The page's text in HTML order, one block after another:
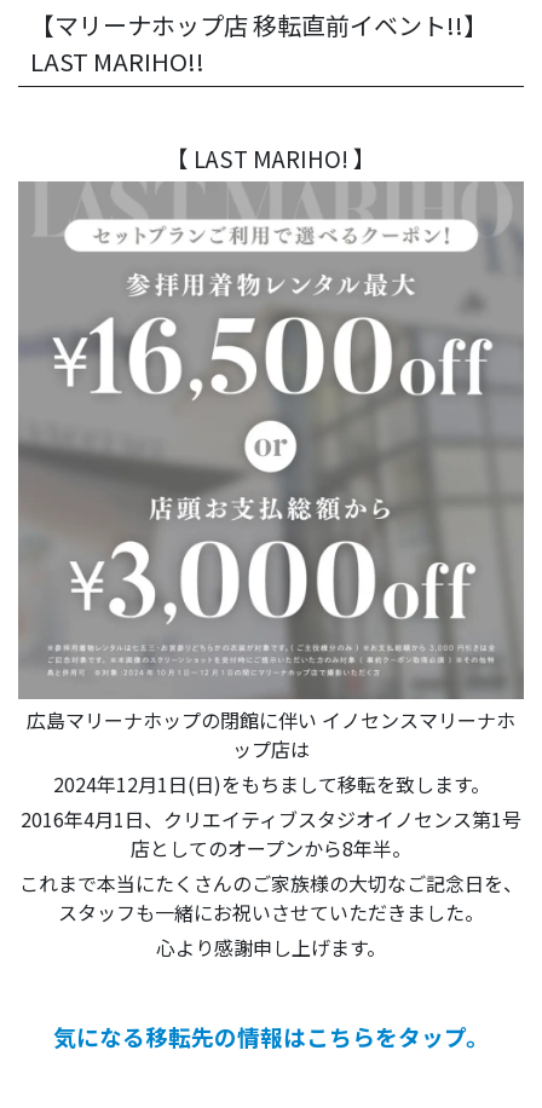
【マリーナホップ店 移転直前イベント!!】
LAST MARIHO!!
【 LAST MARIHO! 】
広島マリーナホップの閉館に伴い イノセンスマリーナホ
ップ店は
2024年12月1日(日)をもちまして移転を致します。
2016年4月1日、クリエイティブスタジオイノセンス第1号
店としてのオープンから8年半。
これまで本当にたくさんのご家族様の大切なご記念日を、
スタッフも一緒にお祝いさせていただきました。
心より感謝申し上げます。
気になる移転先の情報はこちらをタップ。